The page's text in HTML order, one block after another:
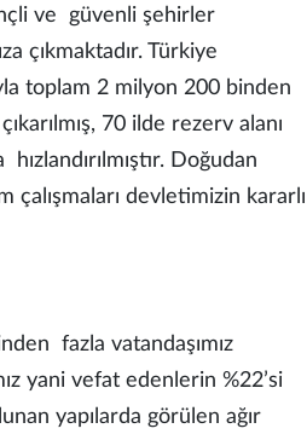
ve güvenli şehirler
çıkmaktadır. Türkiye
toplam 2 milyon 200 binden
70 ilde rezerv alanı
Doğudan
devletimizin kararlı
fazla vatandaşımız
yani vefat edenlerin %22’si
yapılarda görülen ağır